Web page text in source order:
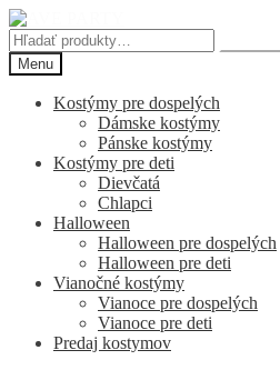
Preskočiť
na
navigáciu
Preskočiť
na
obsah
Hľadať:
Menu
Kostýmy pre dospelých
Dámske kostýmy
Pánske kostýmy
Kostýmy pre deti
Dievčatá
Chlapci
Halloween
Halloween pre dospelých
Halloween pre deti
Vianočné kostýmy
Vianoce pre dospelých
Vianoce pre deti
Predaj kostymov